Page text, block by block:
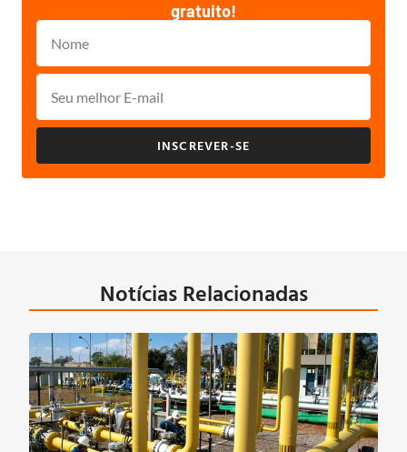
gratuito!
INSCREVER-SE
Notícias Relacionadas